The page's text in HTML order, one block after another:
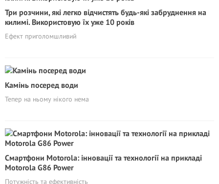
Три розчини, які легко відчистять будь-які забруднення на
килимі. Використовую їх уже 10 років
Ефект приголомшливий
Камінь посеред води
Тепер на ньому нікого нема
Смартфони Motorola: інновації та технології на прикладі
Motorola G86 Power
Потужність та ефективність